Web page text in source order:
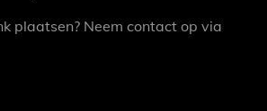
plaatsen? Neem contact op via